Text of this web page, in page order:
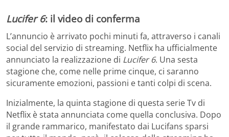
Lucifer 6: il video di conferma
L’annuncio è arrivato pochi minuti fa, attraverso i canali
social del servizio di streaming. Netflix ha ufficialmente
annunciato la realizzazione di Lucifer 6. Una sesta
stagione che, come nelle prime cinque, ci saranno
sicuramente emozioni, passioni e tanti colpi di scena.
Inizialmente, la quinta stagione di questa serie Tv di
Netflix è stata annunciata come quella conclusiva. Dopo
il grande rammarico, manifestato dai Lucifans sparsi